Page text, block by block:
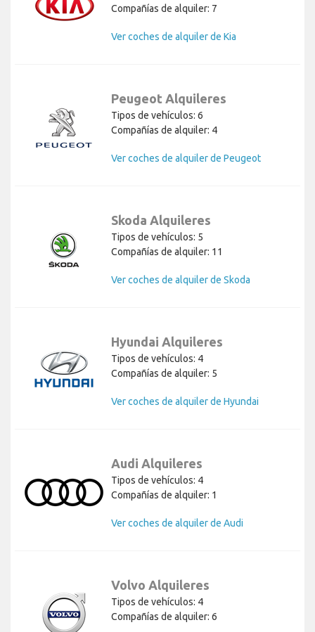
Compañías de alquiler: 7
Ver coches de alquiler de Kia
Peugeot Alquileres
Tipos de vehículos: 6
Compañías de alquiler: 4
Ver coches de alquiler de Peugeot
Skoda Alquileres
Tipos de vehículos: 5
Compañías de alquiler: 11
Ver coches de alquiler de Skoda
Hyundai Alquileres
Tipos de vehículos: 4
Compañías de alquiler: 5
Ver coches de alquiler de Hyundai
Audi Alquileres
Tipos de vehículos: 4
Compañías de alquiler: 1
Ver coches de alquiler de Audi
Volvo Alquileres
Tipos de vehículos: 4
Compañías de alquiler: 6